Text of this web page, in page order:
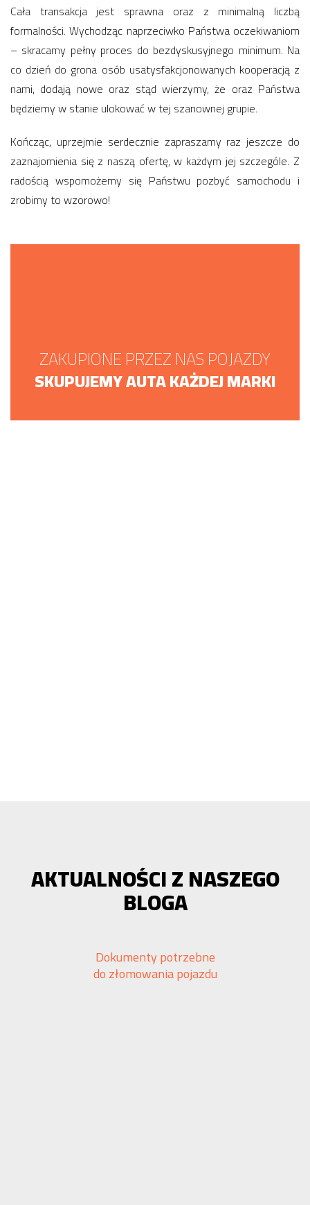
Cała transakcja jest sprawna oraz z minimalną liczbą
formalności. Wychodząc naprzeciwko Państwa oczekiwaniom
– skracamy pełny proces do bezdyskusyjnego minimum. Na
co dzień do grona osób usatysfakcjonowanych kooperacją z
nami, dodają nowe oraz stąd wierzymy, że oraz Państwa
będziemy w stanie ulokować w tej szanownej grupie.
Kończąc, uprzejmie serdecznie zapraszamy raz jeszcze do
zaznajomienia się z naszą ofertę, w każdym jej szczególe. Z
radością wspomożemy się Państwu pozbyć samochodu i
zrobimy to wzorowo!
ZAKUPIONE PRZEZ NAS POJAZDY
SKUPUJEMY AUTA KAŻDEJ MARKI
AKTUALNOŚCI Z NASZEGO
BLOGA
Dokumenty potrzebne
do złomowania pojazdu